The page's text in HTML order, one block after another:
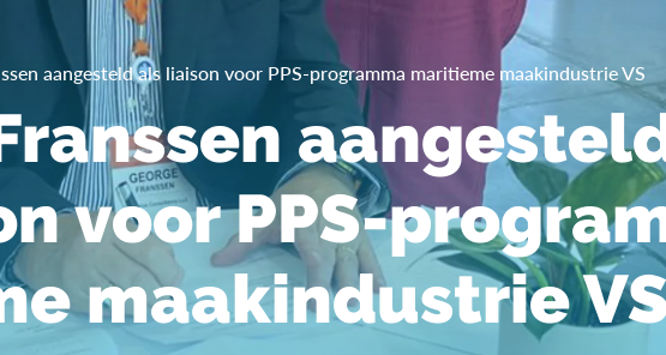
aangesteld als liaison voor PPS-programma maritieme maakindustrie VS
voor PPS-
maakindustrie